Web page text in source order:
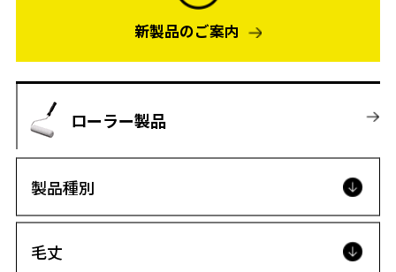
新製品のご案内
ローラー製品
製品種別
毛丈